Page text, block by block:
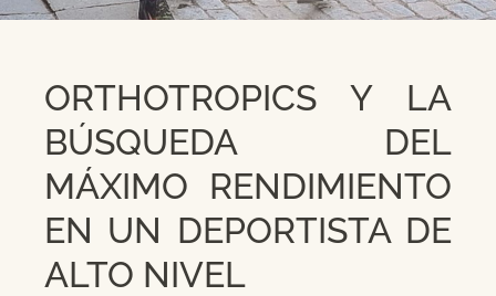
ORTHOTROPICS Y LA
BÚSQUEDA DEL
MÁXIMO RENDIMIENTO
EN UN DEPORTISTA DE
ALTO NIVEL